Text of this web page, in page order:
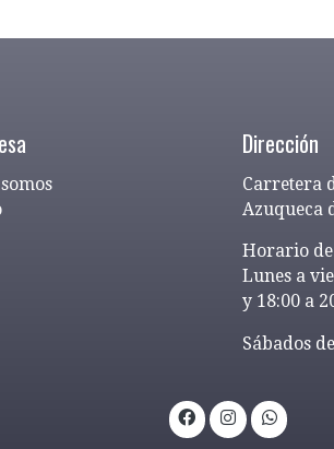
Dirección
Carretera
Azuqueca
Horario de
Lunes a
y 18:00 a
Sábados